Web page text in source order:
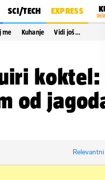
SCI/TECH EXPRESS
me Kuhanje Vidi još…
koktel:
od
Relevantni